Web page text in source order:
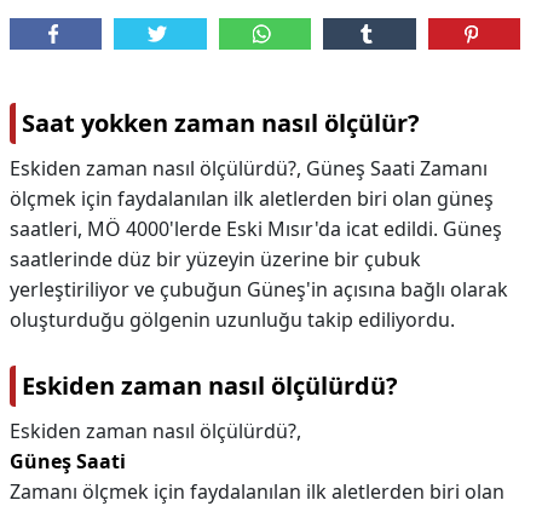
Saat yokken zaman nasıl ölçülür?
Eskiden zaman nasıl ölçülürdü?, Güneş Saati Zamanı
ölçmek için faydalanılan ilk aletlerden biri olan güneş
saatleri, MÖ 4000'lerde Eski Mısır'da icat edildi. Güneş
saatlerinde düz bir yüzeyin üzerine bir çubuk
yerleştiriliyor ve çubuğun Güneş'in açısına bağlı olarak
oluşturduğu gölgenin uzunluğu takip ediliyordu.
Eskiden zaman nasıl ölçülürdü?
Eskiden zaman nasıl ölçülürdü?,
Güneş Saati
Zamanı ölçmek için faydalanılan ilk aletlerden biri olan